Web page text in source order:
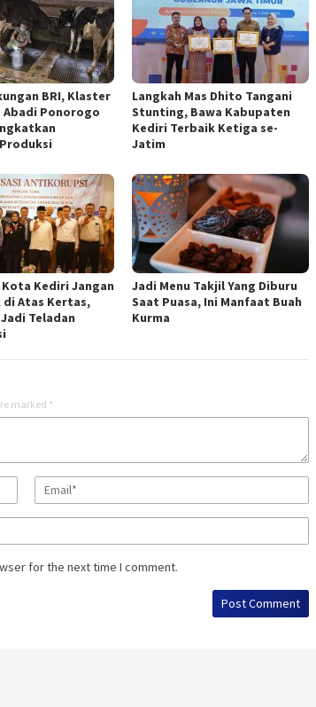
BRI, Klaster
Abadi Ponorogo
Langkah Mas Dhito Tangani
Stunting, Bawa Kabupaten
Kediri Terbaik Ketiga se-
Jatim
Kota Kediri Jangan
di Atas Kertas,
Jadi Teladan
Jadi Menu Takjil Yang Diburu
Saat Puasa, Ini Manfaat Buah
Kurma
marked *
for the next time I comment.